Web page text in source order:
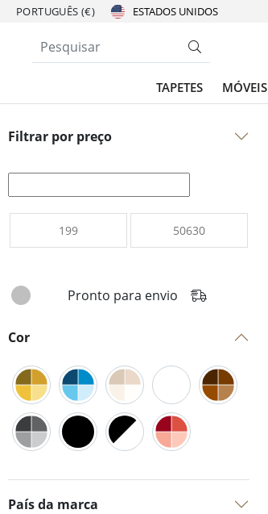
PORTUGUÊS (€)
TAPETES MÓVEIS
Filtrar por preço
Pronto para envio
Cor
País da marca